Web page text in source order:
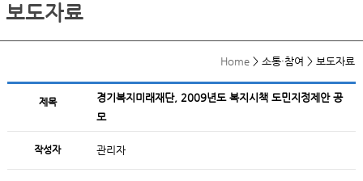
보도자료
Home > 소통·참여 > 보도자료
제목
경기복지미래재단, 2009년도 복지시책 도민지정제안 공
모
작성자 관리자